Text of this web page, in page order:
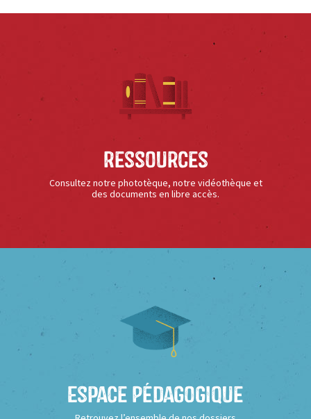
Ressources
Consultez notre phototèque, notre vidéothèque et
des documents en libre accès.
Espace Pédagogique